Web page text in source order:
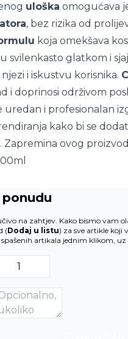
uloška omogućava
, bez rizika od
koja omekšava
svilenkasto glatkom i
i iskustvu korisnika.
i doprinosi održivom
uredan i profesionalan
kako bi se
Zapremina ovog
na zahtjev. Kako bismo vam
(Dodaj u listu) za sve artikle koji
artikala jednim klikom,